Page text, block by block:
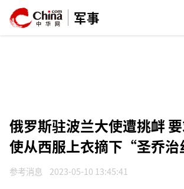
军事
俄罗斯驻波兰大使遭挑衅
使从西服上衣摘下“圣乔治
参考消息 2023-05-10 13:45:41